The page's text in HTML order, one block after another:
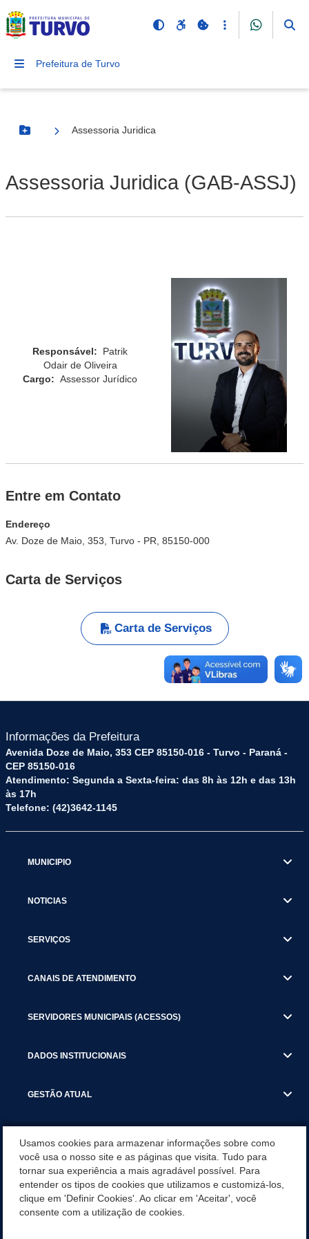
Prefeitura de Turvo
Botão Menu
Assessoria Juridica
Assessoria Juridica (GAB-ASSJ)
Responsável:
Patrik
Odair de Oliveira
Cargo: Assessor Jurídico
Entre em Contato
Endereço
Av. Doze de Maio, 353, Turvo - PR, 85150-000
Carta de Serviços
Carta de Serviços
Informações da Prefeitura
Avenida Doze de Maio, 353 CEP 85150-016 - Turvo - Paraná -
CEP 85150-016
Atendimento: Segunda a Sexta-feira: das 8h às 12h e das 13h
às 17h
Telefone: (42)3642-1145
MUNICIPIO
NOTICIAS
SERVIÇOS
CANAIS DE ATENDIMENTO
SERVIDORES MUNICIPAIS (ACESSOS)
DADOS INSTITUCIONAIS
GESTÃO ATUAL
PESQUISA DE SATISFAÇÃO DOS SERVIDORES - SISTEMAS E
SERVIÇOS DIGITAIS
SECRETARIAS
Usamos cookies para armazenar informações sobre como
você usa o nosso site e as páginas que visita. Tudo para
tornar sua experiência a mais agradável possível. Para
entender os tipos de cookies que utilizamos e customizá-los,
clique em 'Definir Cookies'. Ao clicar em 'Aceitar', você
consente com a utilização de cookies.